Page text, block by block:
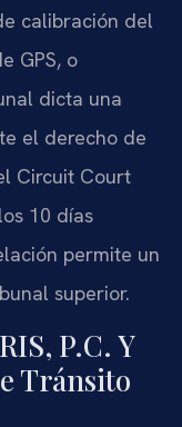
calibración del
GPS, o
dicta una
el derecho de
Circuit Court
10 días
permite un
superior.
P.C. Y
Tránsito